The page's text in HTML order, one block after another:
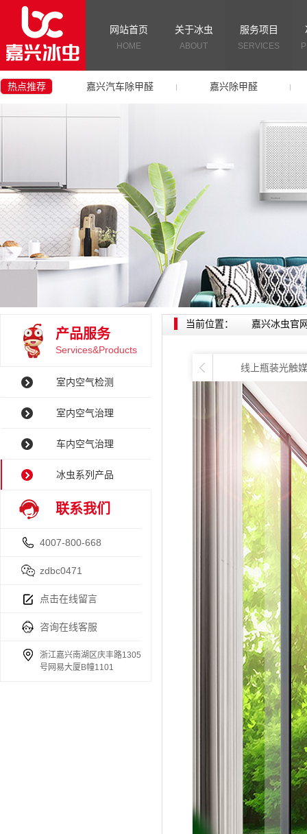
网站首页
HOME
关于冰虫
ABOUT
服务项目
SERVICES
热点推荐 嘉兴汽车除甲醛 嘉兴除甲醛
产品服务
Services&Products
室内空气检测
室内空气治理
车内空气治理
冰虫系列产品
联系我们
4007-800-668
zdbc0471
点击在线留言
咨询在线客服
浙江嘉兴南湖区庆丰路1305
号网易大厦B幢1101
当前位置： 嘉兴冰虫官
线上瓶装光触媒